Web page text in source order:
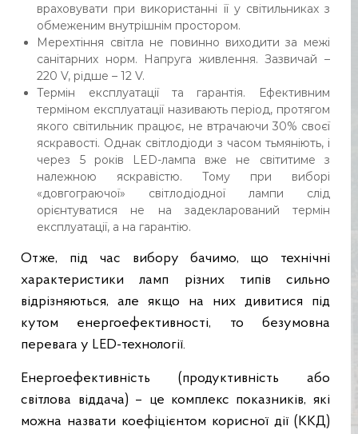
враховувати при використанні її у світильниках з
обмеженим внутрішнім простором.
Мерехтіння світла не повинно виходити за межі
санітарних норм. Напруга живлення. Зазвичай –
220 V, рідше – 12 V.
Термін експлуатації та гарантія. Ефективним
терміном експлуатації називають період, протягом
якого світильник працює, не втрачаючи 30% своєї
яскравості. Однак світлодіоди з часом тьмяніють, і
через 5 років LED-лампа вже не світитиме з
належною яскравістю. Тому при виборі
«довгограючої» світлодіодної лампи слід
орієнтуватися не на задекларований термін
експлуатації, а на гарантію.
Отже, під час вибору бачимо, що технічні
характеристики ламп різних типів сильно
відрізняються, але якщо на них дивитися під
кутом енергоефективності, то безумовна
перевага у LED-технології.
Енергоефективність (продуктивність або
світлова віддача) – це комплекс показників, які
можна назвати коефіцієнтом корисної дії (ККД)